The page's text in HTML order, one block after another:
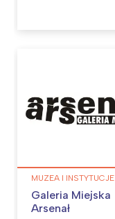
MUZEA I INSTYTUCJE
Galeria Miejska
Arsenał